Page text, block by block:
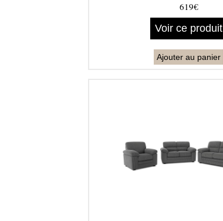
619€
Voir ce produit
Ajouter au panier